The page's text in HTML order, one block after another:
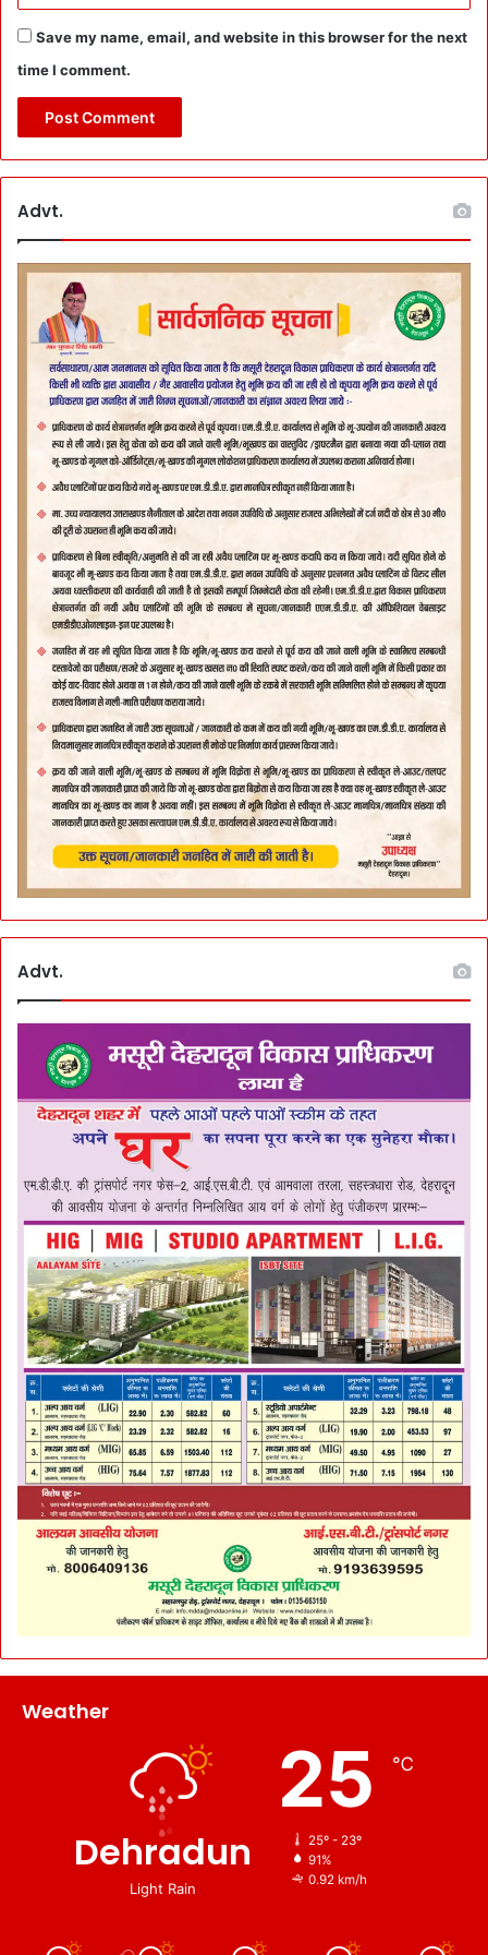
Save my name, email, and website in this browser for the next
time I comment.
Advt.
Advt.
Weather
Dehradun
Light Rain
25 ℃
25º - 23º
91%
0.92 km/h